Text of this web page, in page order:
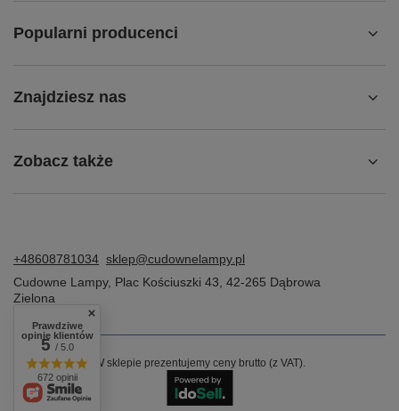
Popularni producenci
Znajdziesz nas
Zobacz także
+48608781034 sklep@cudownelampy.pl
Cudowne Lampy, Plac Kościuszki 43 42-265 Dąbrowa
Zielona
W sklepie prezentujemy ceny brutto (z VAT).
Prawdziwe
opinie klientów
5/ 5.0
672 opinii